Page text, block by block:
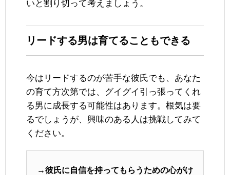
いと割り切って考えましょう。
リードする男は育てることもできる
今はリードするのが苦手な彼氏でも、あなた
の育て方次第では、グイグイ引っ張ってくれ
る男に成長する可能性はあります。根気は要
るでしょうが、興味のある人は挑戦してみて
ください。
→彼氏に自信を持ってもらうための心がけ